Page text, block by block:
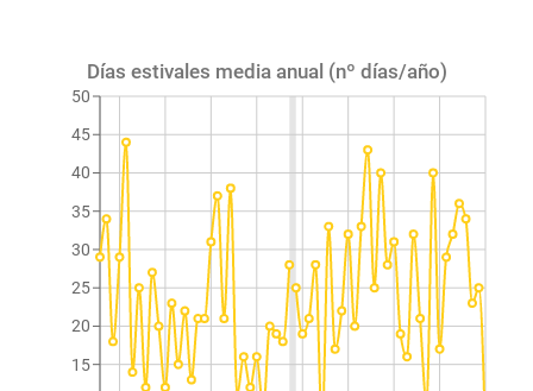
Días estivales media anual (nº días/año)
15
20
25
30
35
40
45
50